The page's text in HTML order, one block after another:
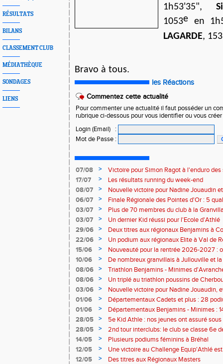
RÉSULTATS
BILANS
CLASSEMENT CLUB
MÉDIATHÈQUE
SONDAGES
LIENS
1h53'35",
1053e en
LAGARDE,
Bravo à tous.
les Réactions
Commentez cette actualité
Pour commenter une actualité il faut posséder un
rubrique ci-dessous pour vous identifier ou vous
Login (Email)
:
Mot de Passe :
07/08 >
Victoire pour Simon Ragot à l'enduro des
17/07
>
Les résultats running du week-end
08/07
>
Nouvelle victoire pour Nadine Jouaudin
06/07
>
Finale Régionale des Pointes d'Or : 5
03/07
>
Plus de 70 membres du club à la
03/07
>
Un dernier Kid réussi pour l'Ecole d'Athlé
29/06
>
Deux titres aux régionaux Benjamins à
22/06
>
Un podium aux régionaux Elite à Val de
15/06
>
Nouveauté pour la rentrée 2026-2027 :
Baby Athlé
10/06 >
De nombreux granvillais à Jullouville et
Jouaudin et Marius Delchard
08/06 >
Triathlon Benjamins - Minimes
victoire
08/06 >
Un triplé au triathlon poussins de
03/06
>
Nouvelle victoire pour Nadine Jouaudin,
granvillais à Saint-Loup
01/06 >
Départementaux Cadets et plus : 28
01/06
>
Départementaux Benjamins - Minimes :
28/05
>
5e Kid Athle : nos jeunes ont assuré
28/05
>
2nd tour interclubs: le club se classe 6e
14/05
>
Plusieurs podiums féminins à Bréhal
12/05
>
Une victoire au Challenge Equip'Athlé
12/05
> Des titres aux Régionaux Masters